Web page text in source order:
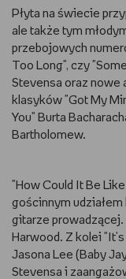
MAM ZWIERZĘTA
PASJE DZIECKA
GRAM
WYWIADY
WSZYSTKO O LEGO
Płyta na świecie
ale także tym
przebojowych
Too Long", czy
Stevensa oraz nowe
klasyków "Got My
You" Burta
Bartholomew.
"How Could It Be
gościnnym
gitarze prowadzącej.
Harwood. Z kolei
Jasona Lee (Baby
Stevensa i